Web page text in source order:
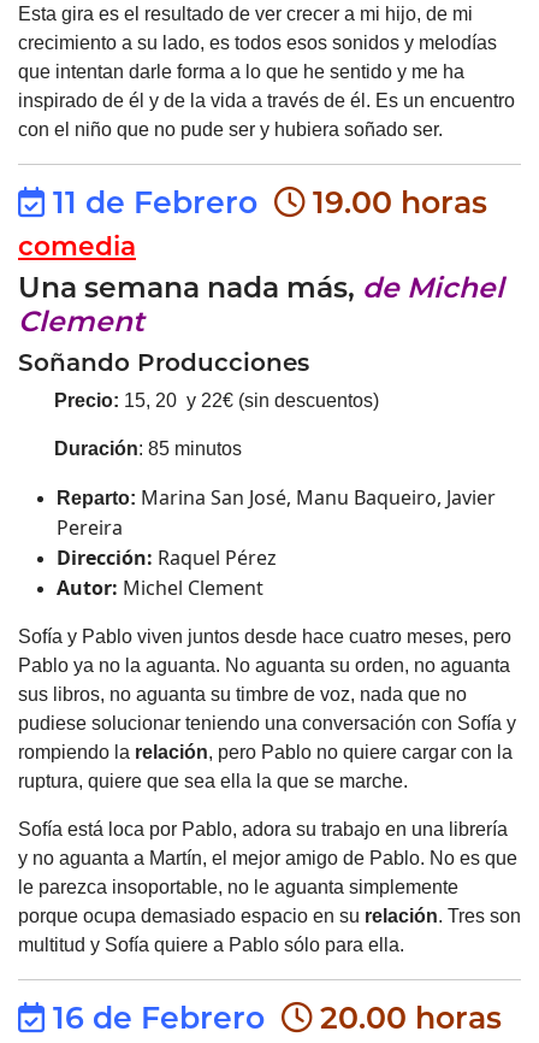
Esta gira es el resultado de ver crecer a mi hijo, de mi
crecimiento a su lado, es todos esos sonidos y melodías
que intentan darle forma a lo que he sentido y me ha
inspirado de él y de la vida a través de él. Es un encuentro
con el niño que no pude ser y hubiera soñado ser.
11 de Febrero 19.00 horas
comedia
Una semana nada más, de Michel
Clement
Soñando Producciones
Precio: 15, 20 y 22€ (sin descuentos)
Duración: 85 minutos
Reparto: Marina San José, Manu Baqueiro, Javier
Pereira
Dirección: Raquel Pérez
Autor: Michel Clement
Sofía y Pablo viven juntos desde hace cuatro meses, pero
Pablo ya no la aguanta. No aguanta su orden, no aguanta
sus libros, no aguanta su timbre de voz, nada que no
pudiese solucionar teniendo una conversación con Sofía y
rompiendo la relación, pero Pablo no quiere cargar con la
ruptura, quiere que sea ella la que se marche.
Sofía está loca por Pablo, adora su trabajo en una librería
y no aguanta a Martín, el mejor amigo de Pablo. No es que
le parezca insoportable, no le aguanta simplemente
porque ocupa demasiado espacio en su relación. Tres son
multitud y Sofía quiere a Pablo sólo para ella.
16 de Febrero 20.00 horas